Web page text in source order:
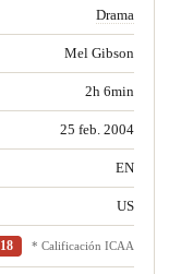
Drama
Mel Gibson
2h 6min
25 feb. 2004
EN
US
18 * Calificación ICAA